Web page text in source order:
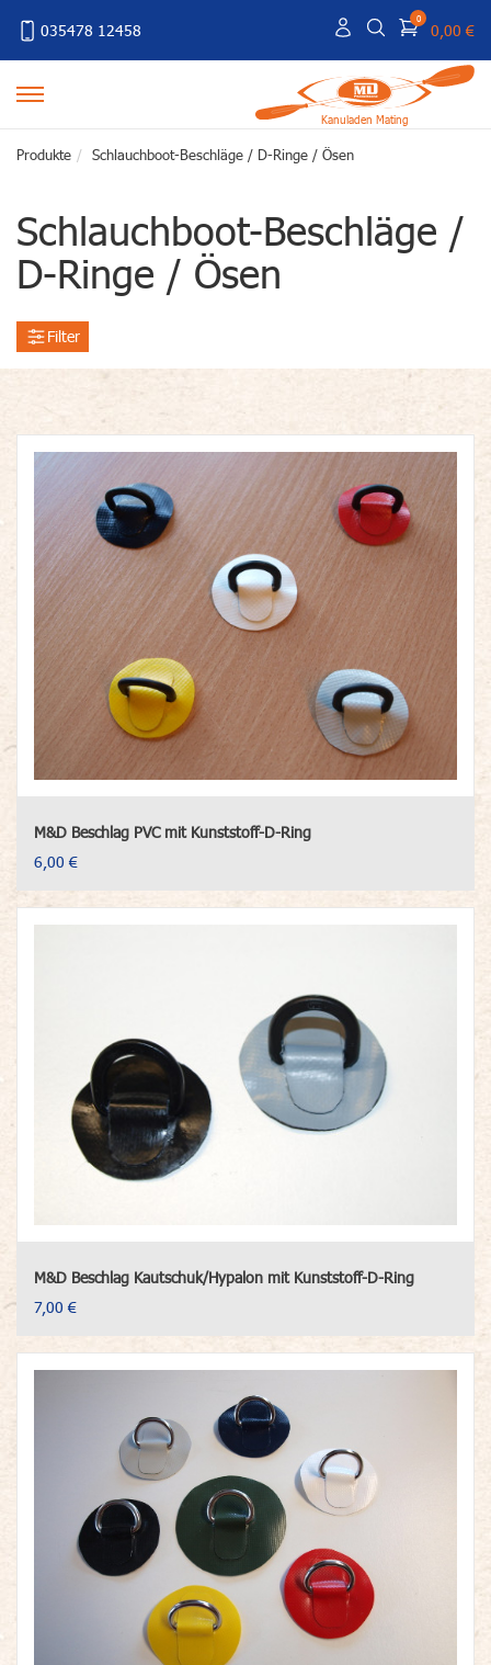
035478 12458
0
0,00 €
Kanuladen Mating
Produkte Schlauchboot-Beschläge / D-Ringe / Ösen
Schlauchboot-Beschläge /
D-Ringe / Ösen
Filter
M&D Beschlag PVC mit Kunststoff-D-Ring
6,00 €
M&D Beschlag Kautschuk/Hypalon mit Kunststoff-D-Ring
7,00 €